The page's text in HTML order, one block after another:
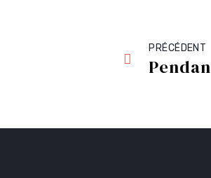
PRÉCÉDENT
locaux et